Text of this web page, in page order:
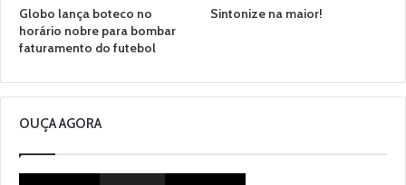
Globo lança boteco no
horário nobre para bombar
faturamento do futebol
Sintonize na maior!
OUÇA AGORA